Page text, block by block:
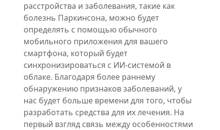
расстройства и заболевания, такие как
болезнь Паркинсона, можно будет
определять с помощью обычного
мобильного приложения для вашего
смартфона, который будет
синхронизироваться с ИИ-системой в
облаке. Благодаря более раннему
обнаружению признаков заболеваний, у
нас будет больше времени для того, чтобы
разработать средства для их лечения. На
первый взгляд связь между особенностями